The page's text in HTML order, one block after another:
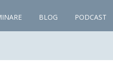
BLOG PODCAST